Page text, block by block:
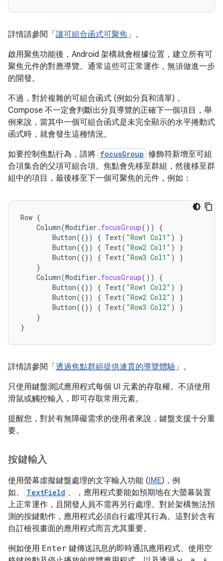
詳情請參閱「 讓可組合函式可聚焦」。
啟用聚焦功能後，Android 架構就會根據位置，建立所有可
聚焦元件的對應導覽。通常這些可正常運作，無須做進一步
的開發。
不過，對於複雜的可組合函式 (例如分頁和清單)，
Compose 不一定會判斷出分頁導覽的正確下一個項目，舉
例來說，當其中一個可組合函式是未完全顯示的水平捲動式
函式時，就會發生這種情況。
如要控制焦點行為，請將 focusGroup 修飾符新增至可組
合項集合的父項可組合項。焦點會先移至群組，然後移至群
組中的項目，最後移至下一個可聚焦的元件，例如：
Row {
Column(Modifier . focusGroup())
{
Button({}) { Text( "Row1 Col1" )
}
Button({}) { Text( "Row2 Col1" )
}
Button({}) { Text( "Row3 Col1" )
}
}
Column(Modifier . focusGroup())
{
Button({}) { Text( "Row1 Col2" )
}
Button({}) { Text( "Row2 Col2" )
}
Button({}) { Text( "Row3 Col2" )
}
}
}
詳情請參閱「 透過焦點群組提供連貫的導覽體驗」。
只使用鍵盤測試應用程式每個 UI 元素的存取權。不須使用
滑鼠或觸控輸入，即可存取常用元素。
提醒您，對於有無障礙需求的使用者來說，鍵盤支援十分重
要。
按鍵輸入
使用螢幕虛擬鍵盤處理的文字輸入功能 (IME)，例
如、
TextField 、，應用程式要能如預期地在大螢幕裝置
上正常運作，且開發人員不需再另行處理。對於架構無法預
測的按鍵動作，應用程式必須自行處理其行為。這對於含有
自訂檢視畫面的應用程式而言尤其重要。
例如使用 Enter 鍵傳送訊息的即時通訊應用程式、使用空